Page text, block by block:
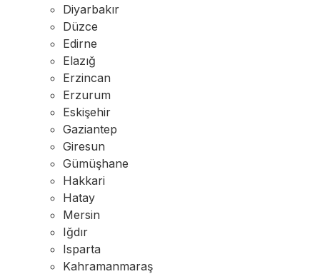
Diyarbakır
Düzce
Edirne
Elazığ
Erzincan
Erzurum
Eskişehir
Gaziantep
Giresun
Gümüşhane
Hakkari
Hatay
Mersin
Iğdır
Isparta
Kahramanmaraş